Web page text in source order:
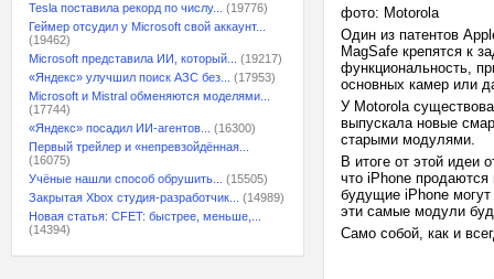
Tesla поставила рекорд по числу...
(19776)
Геймер отсудил у Microsoft свой аккаунт...
(19462)
Microsoft представила ИИ, который...
(19217)
«Яндекс» улучшил поиск АЗС без...
(17953)
Microsoft и Mistral обменяются моделями...
(17744)
«Яндекс» посадил ИИ-агентов...
(16300)
Первый трейлер и «непревзойдённая...
(16075)
Учёные нашли способ обрушить...
(15505)
Закрытая Xbox студия-разработчик...
(14989)
Новая статья: CFET: быстрее, меньше,...
(14394)
фото: Motorola
Один из патентов
MagSafe крепятся к
функциональность,
основных камер или
У Motorola
выпускала новые
старыми модулями.
В итоге от этой идеи
что iPhone
будущие iPhone
эти самые модули
Само собой, как и